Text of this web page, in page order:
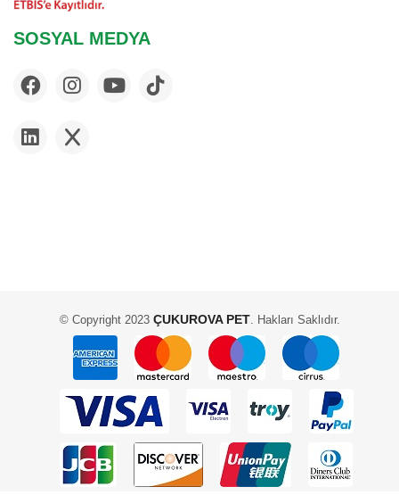
SOSYAL MEDYA
© Copyright 2023ÇUKUROVA PET. Hakları Saklıdır.